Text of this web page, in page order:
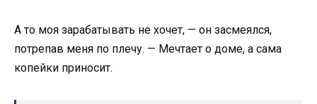
А то моя зарабатывать не хочет, — он засмеялся,
потрепав меня по плечу. — Мечтает о доме, а сама
копейки приносит.